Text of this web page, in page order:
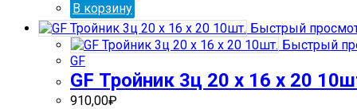
В корзину
Быстрый
Быстрый
GF
GF Тройник 3ц 20 х 16 х 20
910,00₽